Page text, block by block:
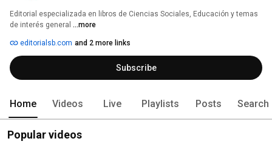
Editorial especializada en libros de Ciencias Sociales, Educación y temas
de interés general ...more
editorialsb.com and 2 more links
Subscribe
Home Videos Live Playlists Posts Search
Popular videos